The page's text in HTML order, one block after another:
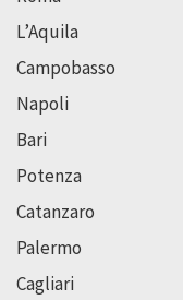
L’Aquila
Campobasso
Napoli
Bari
Potenza
Catanzaro
Palermo
Cagliari